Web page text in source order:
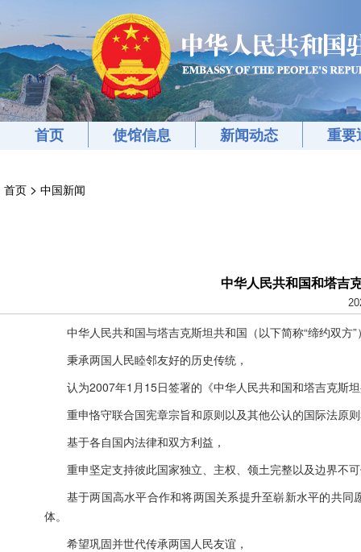
首页 使馆信息 新闻动态 重要
首页 > 中国新闻
中华人民共和国和塔吉
中华人民共和国与塔吉克斯坦共和国（以下简称“缔约双方”
秉承两国人民睦邻友好的历史传统，
认为2007年1月15日签署的《中华人民共和国和塔吉克斯
重申恪守联合国宪章宗旨和原则以及其他公认的国际法原
基于各自国内法律和双方利益，
重申坚定支持彼此国家独立、主权、领土完整以及边界不
基于两国高水平合作和将两国关系提升至崭新水平的共
体。
希望巩固并世代传承两国人民友谊，